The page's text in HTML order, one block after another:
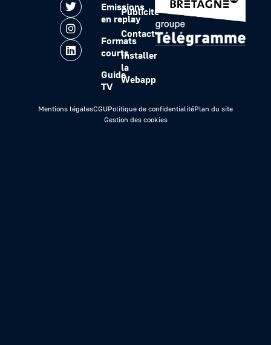
Emissions
en replay
Formats
courts
Guide
TV
Publicité
Contact
Installer
la
Webapp
Mentions légalesCGUPolitique de confidentialitéPlan du site
Gestion des cookies